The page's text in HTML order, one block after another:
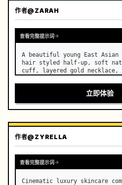
作者@ZARAH
查看完整提示词
A beautiful young East Asian
hair styled half-up, soft
cuff, layered gold necklace,
立即体验
作者@ZYRELLA
查看完整提示词
Cinematic luxury skincare